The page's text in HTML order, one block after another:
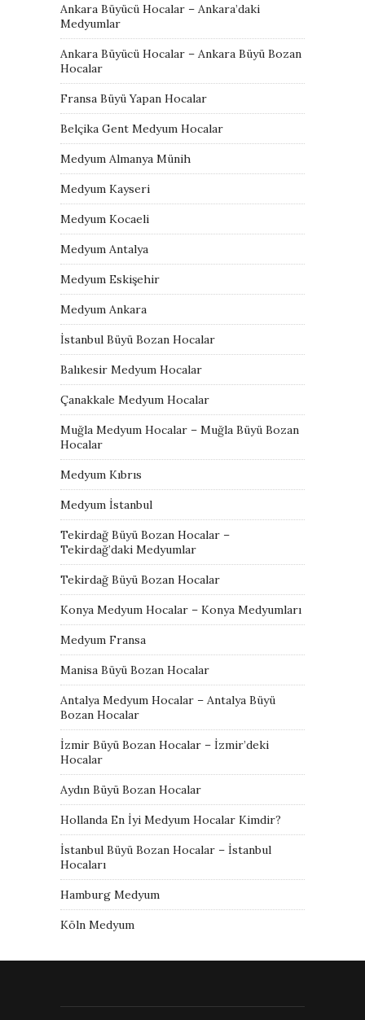
Ankara Büyücü Hocalar – Ankara’daki
Medyumlar
Ankara Büyücü Hocalar – Ankara Büyü Bozan
Hocalar
Fransa Büyü Yapan Hocalar
Belçika Gent Medyum Hocalar
Medyum Almanya Münih
Medyum Kayseri
Medyum Kocaeli
Medyum Antalya
Medyum Eskişehir
Medyum Ankara
İstanbul Büyü Bozan Hocalar
Balıkesir Medyum Hocalar
Çanakkale Medyum Hocalar
Muğla Medyum Hocalar – Muğla Büyü Bozan
Hocalar
Medyum Kıbrıs
Medyum İstanbul
Tekirdağ Büyü Bozan Hocalar –
Tekirdağ’daki Medyumlar
Tekirdağ Büyü Bozan Hocalar
Konya Medyum Hocalar – Konya Medyumları
Medyum Fransa
Manisa Büyü Bozan Hocalar
Antalya Medyum Hocalar – Antalya Büyü
Bozan Hocalar
İzmir Büyü Bozan Hocalar – İzmir’deki
Hocalar
Aydın Büyü Bozan Hocalar
Hollanda En İyi Medyum Hocalar Kimdir?
İstanbul Büyü Bozan Hocalar – İstanbul
Hocaları
Hamburg Medyum
Köln Medyum